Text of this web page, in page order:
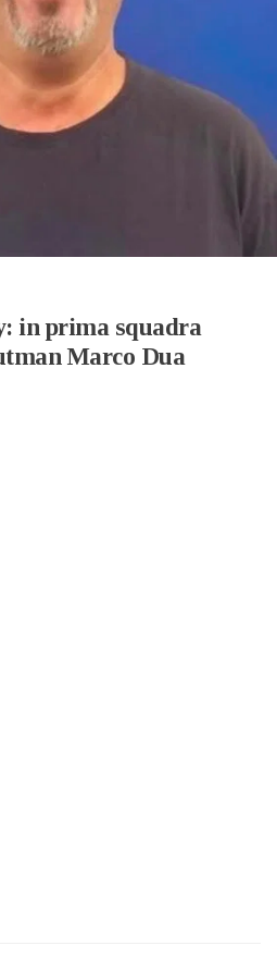
in prima squadra
Marco Dua